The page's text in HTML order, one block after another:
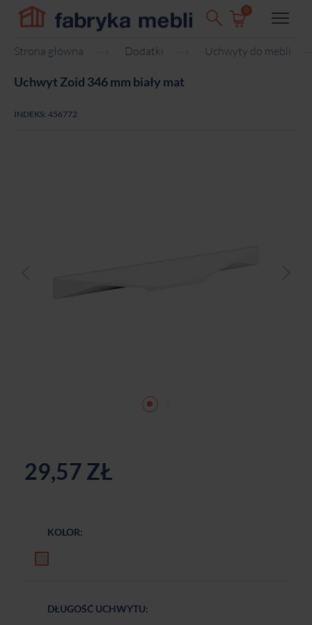
0
Strona główna Dodatki Uchwyty do mebli
Uchwyt Zoid 346 mm biały mat
INDEKS: 456772
29,57 ZŁ
KOLOR:
DŁUGOŚĆ UCHWYTU: